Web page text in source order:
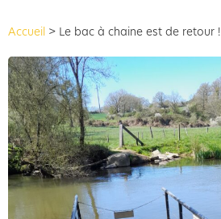
Accueil > Le bac à chaine est de retour !